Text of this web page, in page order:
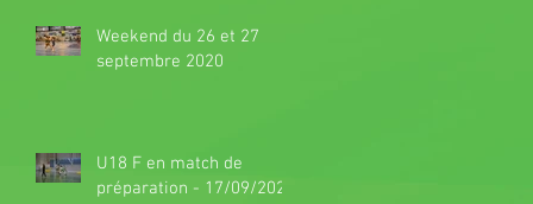
Weekend du 26 et 27
septembre 2020
U18 F en match de
préparation - 17/09/2020